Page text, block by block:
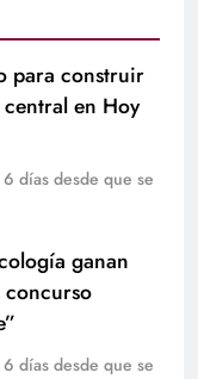
para construir
en Hoy
6 días desde que se
ganan
6 días desde que se